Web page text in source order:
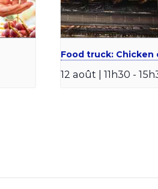
Food truck: Chicken
12 août | 11h30 -